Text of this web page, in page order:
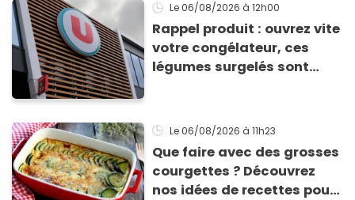
Le 06/08/2026 à 12h00
Rappel produit : ouvrez vite
votre congélateur, ces
légumes surgelés sont
Le 06/08/2026 à 11h23
Que faire avec des grosses
courgettes ? Découvrez
nos idées de recettes pour